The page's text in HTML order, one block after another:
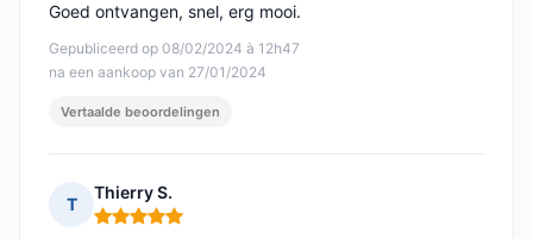
Gepubliceerd op 08/02/2024 à 12h47
na een aankoop van 27/01/2024
Goed ontvangen, snel, erg mooi.
Vertaalde beoordelingen
T
Thierry S.
Opmerking: 5 van 5